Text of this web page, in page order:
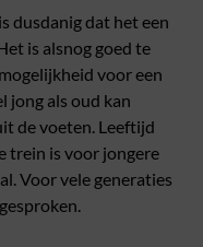
dusdanig dat het een
is alsnog goed te
voor een
jong als oud kan
de voeten. Leeftijd
trein is voor jongere
Voor vele generaties